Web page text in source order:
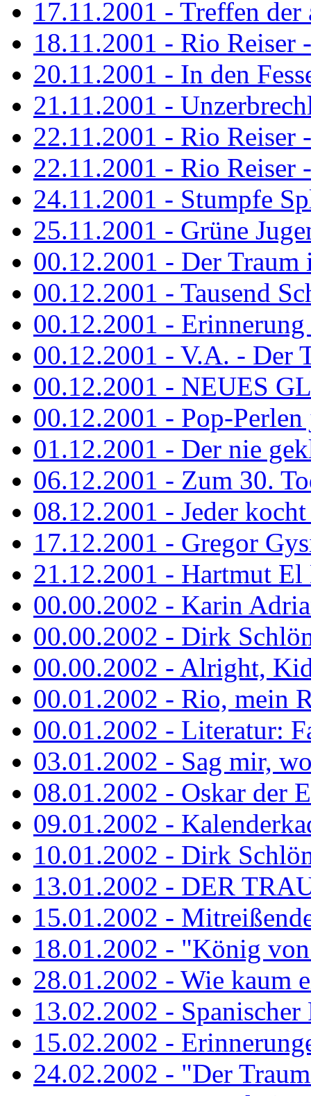
17.11.2001 - Treffen
18.11.2001 - Rio Reiser
20.11.2001 - In den
21.11.2001 -
22.11.2001 - Rio Reiser
22.11.2001 - Rio Reiser
24.11.2001 - Stumpfe
25.11.2001 - Grüne
00.12.2001 - Der Traum
00.12.2001 - Tausend
00.12.2001 -
00.12.2001 - V.A. - Der
00.12.2001 - NEUES
00.12.2001 - Pop-
01.12.2001 - Der nie
06.12.2001 - Zum 30.
08.12.2001 - Jeder
17.12.2001 - Gregor
21.12.2001 - Hartmut
00.00.2002 - Karin
00.00.2002 - Dirk
00.00.2002 - Alright,
00.01.2002 - Rio, mein
00.01.2002 - Literatur:
03.01.2002 - Sag mir,
08.01.2002 - Oskar der
09.01.2002 -
10.01.2002 - Dirk
13.01.2002 - DER
15.01.2002 -
18.01.2002 - "König
28.01.2002 - Wie kaum
13.02.2002 -
15.02.2002 -
24.02.2002 - "Der